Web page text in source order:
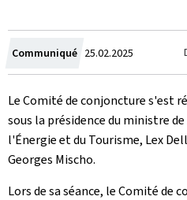
Communiqué Crée
le
25.02.2025
Le Comité de conjoncture s'est
sous la présidence du ministre
l'Énergie et du Tourisme, Lex
Georges Mischo.
Lors de sa séance, le Comité de